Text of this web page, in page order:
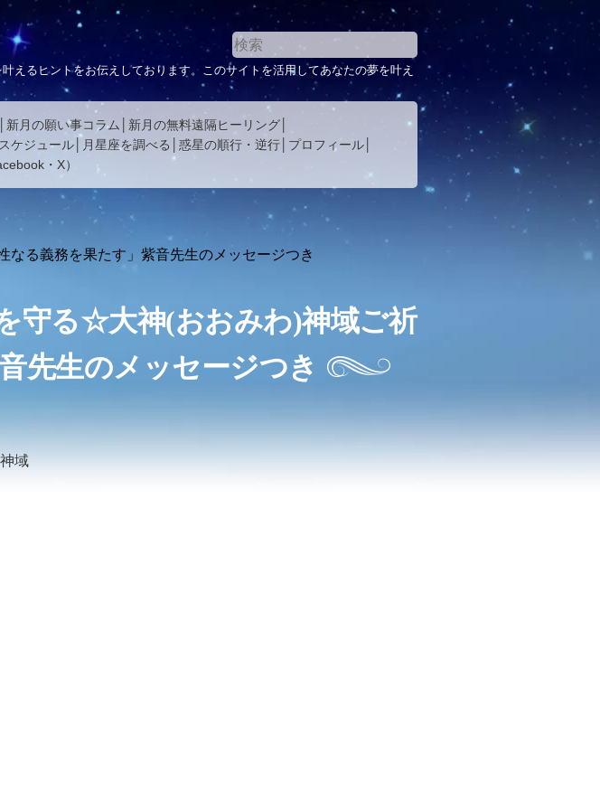
えるヒントをお伝えしております。このサイトを活用してあなたの夢を叶え
新月の願い事コラム
新月の無料遠隔ヒーリング
ケジュール 月星座を調べる 惑星の順行・逆行
プロフィール
・ X）
る義務を果たす」紫音先生のメッセージつき
守る☆大神(おおみわ)神域ご祈
先生のメッセージつき